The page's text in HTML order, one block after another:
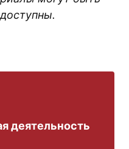
деятельность